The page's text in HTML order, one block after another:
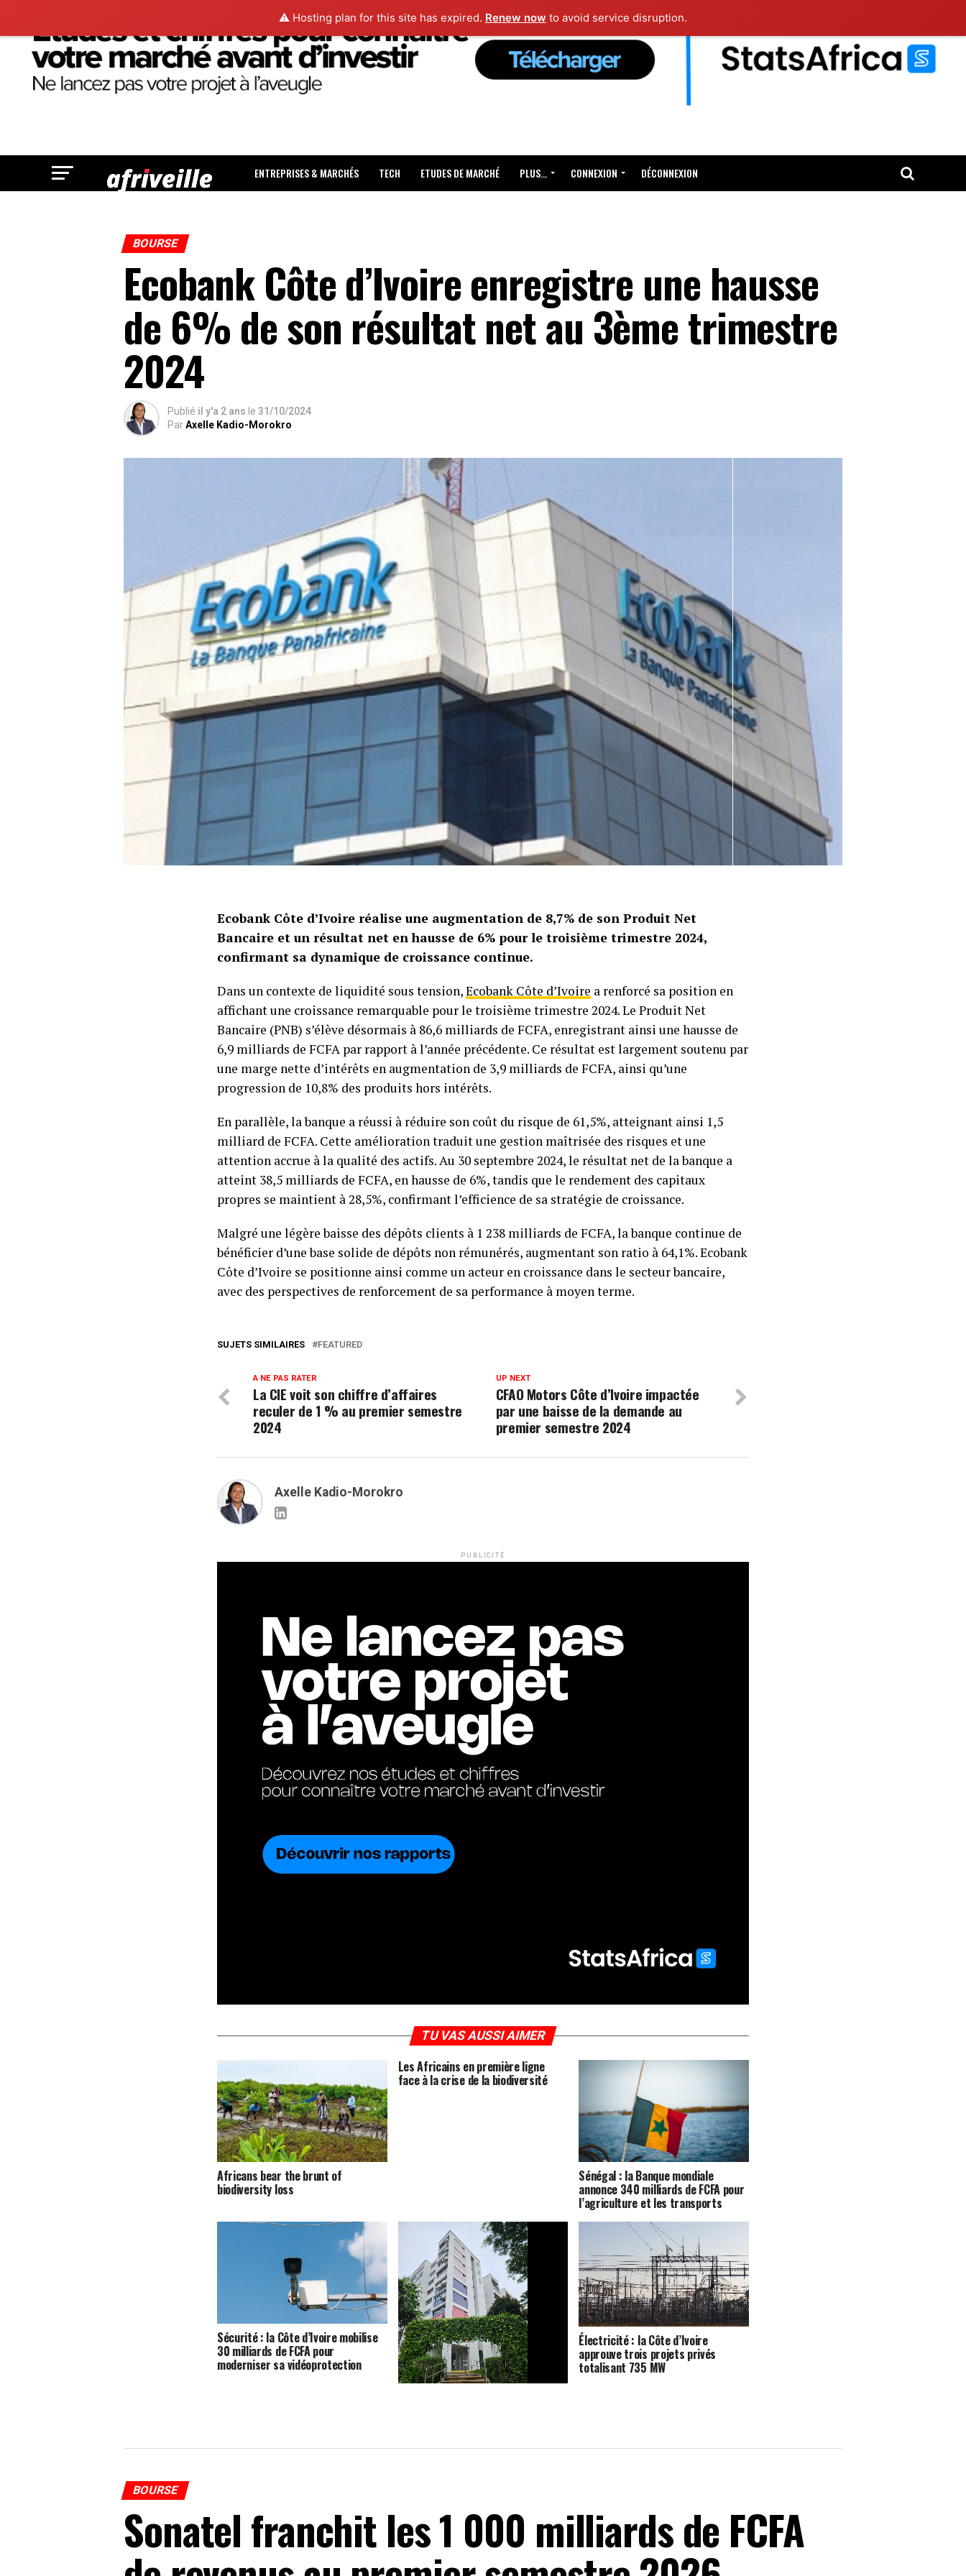
⚠️ Hosting plan for this site has expired. Renew now to avoid service disruption.
ENTREPRISES & MARCHÉS TECH ETUDES DE MARCHÉ PLUS… CONNEXION DÉCONNEXION
BOURSE
Ecobank Côte d’Ivoire enregistre une hausse
de 6% de son résultat net au 3ème trimestre
2024
Publié il y'a 2 ans le 31/10/2024
ParAxelle Kadio-Morokro
Ecobank Côte d’Ivoire réalise une augmentation de 8,7% de son Produit Net
Bancaire et un résultat net en hausse de 6% pour le troisième trimestre 2024,
confirmant sa dynamique de croissance continue.
Dans un contexte de liquidité sous tension,Ecobank Côte d’Ivoire a renforcé sa position en
affichant une croissance remarquable pour le troisième trimestre 2024. Le Produit Net
Bancaire (PNB) s’élève désormais à 86,6 milliards de FCFA, enregistrant ainsi une hausse de
6,9 milliards de FCFA par rapport à l’année précédente. Ce résultat est largement soutenu par
une marge nette d’intérêts en augmentation de 3,9 milliards de FCFA, ainsi qu’une
progression de 10,8% des produits hors intérêts.
En parallèle, la banque a réussi à réduire son coût du risque de 61,5%, atteignant ainsi 1,5
milliard de FCFA. Cette amélioration traduit une gestion maîtrisée des risques et une
attention accrue à la qualité des actifs. Au 30 septembre 2024, le résultat net de la banque a
atteint 38,5 milliards de FCFA, en hausse de 6%, tandis que le rendement des capitaux
propres se maintient à 28,5%, confirmant l’efficience de sa stratégie de croissance.
Malgré une légère baisse des dépôts clients à 1 238 milliards de FCFA, la banque continue de
bénéficier d’une base solide de dépôts non rémunérés, augmentant son ratio à 64,1%. Ecobank
Côte d’Ivoire se positionne ainsi comme un acteur en croissance dans le secteur bancaire,
avec des perspectives de renforcement de sa performance à moyen terme.
SUJETS SIMILAIRES FEATURED
UP NEXT
CFAO Motors Côte d’Ivoire impactée
par une baisse de la demande au
premier semestre 2024
A NE PAS RATER
La CIE voit son chiffre d’affaires
reculer de 1 % au premier semestre
2024
Axelle Kadio-Morokro
PUBLICITÉ
TU VAS AUSSI AIMER
Africans bear the brunt of
biodiversity loss
Les Africains en première ligne
face à la crise de la biodiversité
Sénégal : la Banque mondiale
annonce 340 milliards de FCFA pour
l’agriculture et les transports
Sécurité : la Côte d’Ivoire mobilise
30 milliards de FCFA pour
moderniser sa vidéoprotection
Électricité : la Côte d’Ivoire
approuve trois projets privés
totalisant 735 MW
BOURSE
Sonatel franchit les 1 000 milliards de FCFA